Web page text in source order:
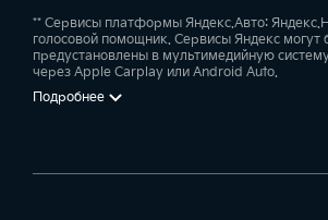
** Сервисы платформы Яндекс.Авто:
голосовой помощник. Сервисы Яндекс могут
предустановлены в мультимедийную
через Apple Carplay или Android Auto.
Подробнее